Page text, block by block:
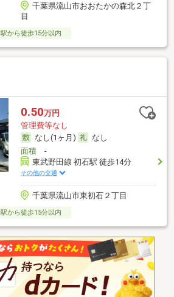
千葉県流山市おおたかの森北２丁
目
駅から徒歩15分以内
0.50万円
管理費等なし
なし(1ヶ月)
なし
面積-
東武野田線 初石駅 徒歩14分
その他の交通
千葉県流山市東初石２丁目
駅から徒歩15分以内